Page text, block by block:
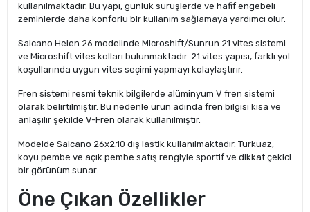
kullanılmaktadır. Bu yapı, günlük sürüşlerde ve hafif engebeli
zeminlerde daha konforlu bir kullanım sağlamaya yardımcı olur.
Salcano Helen 26 modelinde Microshift/Sunrun 21 vites sistemi
ve Microshift vites kolları bulunmaktadır. 21 vites yapısı, farklı yol
koşullarında uygun vites seçimi yapmayı kolaylaştırır.
Fren sistemi resmi teknik bilgilerde alüminyum V fren sistemi
olarak belirtilmiştir. Bu nedenle ürün adında fren bilgisi kısa ve
anlaşılır şekilde V-Fren olarak kullanılmıştır.
Modelde Salcano 26x2.10 dış lastik kullanılmaktadır. Turkuaz,
koyu pembe ve açık pembe satış rengiyle sportif ve dikkat çekici
bir görünüm sunar.
Öne Çıkan Özellikler